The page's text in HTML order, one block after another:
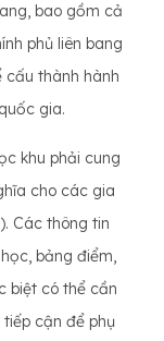
bao gồm cả
phủ liên bang
thành hành
gia.
khu phải cung
cho các gia
Các thông tin
bảng điểm,
biệt có thể cần
cận để phụ